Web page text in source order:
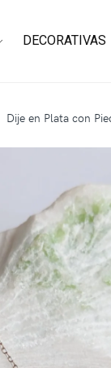
DECORATIVAS
Dije en Plata con